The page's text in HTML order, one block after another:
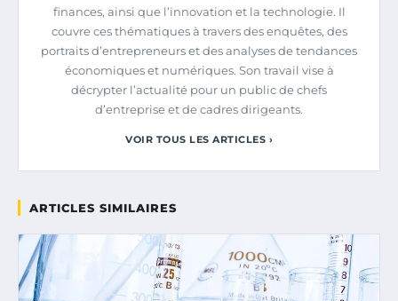
finances, ainsi que l’innovation et la technologie. Il
couvre ces thématiques à travers des enquêtes, des
portraits d’entrepreneurs et des analyses de tendances
économiques et numériques. Son travail vise à
décrypter l’actualité pour un public de chefs
d’entreprise et de cadres dirigeants.
VOIR TOUS LES ARTICLES ›
ARTICLES SIMILAIRES